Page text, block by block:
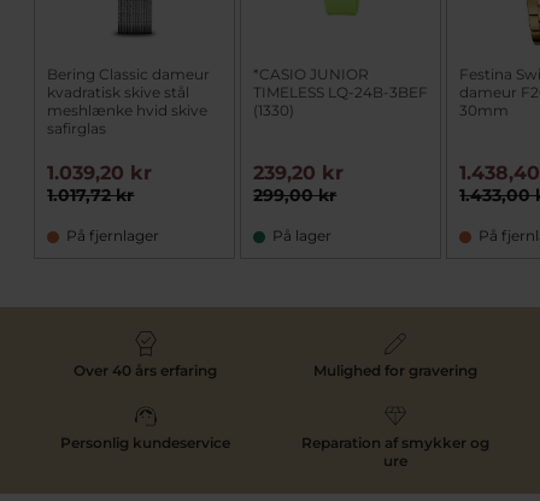
Bering Classic dameur
kvadratisk skive stål
meshlænke hvid skive
safirglas
1.017,72 kr
1.039,20 kr
På fjernlager
*CASIO JUNIOR
TIMELESS LQ-24B-3BEF
(1330)
299,00 kr
239,20 kr
På lager
Festina
dameur
30mm
1.433,00
På
Over 40 års erfaring Mulighed for gravering
Personlig kundeservice
Reparation af smykker og
ure